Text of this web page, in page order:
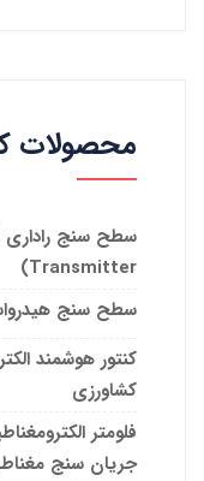
محصولات
Transmitter)
سطح سنج
کنتور هوشمند
کشاورزی
جریان سنج